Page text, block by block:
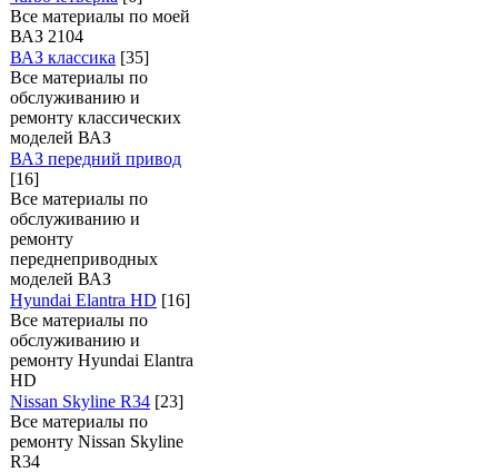
Все материалы по моей
ВАЗ 2104
ВАЗ классика [35]
Все материалы по
обслуживанию и
ремонту классических
моделей ВАЗ
ВАЗ передний привод
[16]
Все материалы по
обслуживанию и
ремонту
переднеприводных
моделей ВАЗ
Hyundai Elantra HD [16]
Все материалы по
обслуживанию и
ремонту Hyundai Elantra
HD
Nissan Skyline R34 [23]
Все материалы по
ремонту Nissan Skyline
R34